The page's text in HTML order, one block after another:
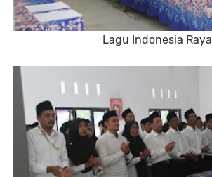
Lagu Indonesia Raya